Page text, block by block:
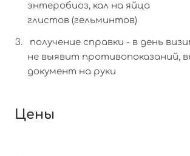
энтеробиоз, кал на яйца
глистов (гельминтов)
получение справки - в день
не выявит противопоказаний,
документ на руки
Цены